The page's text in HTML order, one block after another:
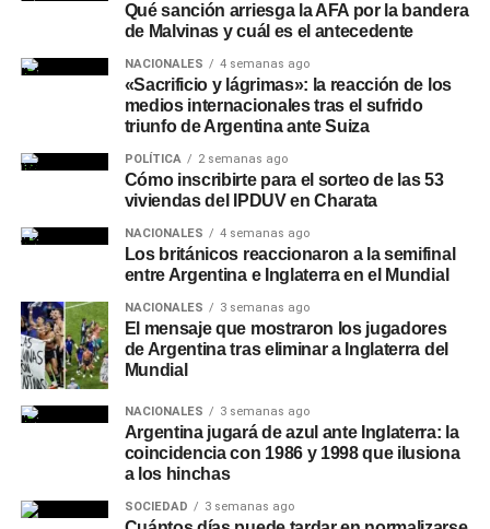
Qué sanción arriesga la AFA por la bandera
de Malvinas y cuál es el antecedente
NACIONALES 4 semanas ago
«Sacrificio y lágrimas»: la reacción de los
medios internacionales tras el sufrido
triunfo de Argentina ante Suiza
POLÍTICA 2 semanas ago
Cómo inscribirte para el sorteo de las 53
viviendas del IPDUV en Charata
NACIONALES 4 semanas ago
Los británicos reaccionaron a la semifinal
entre Argentina e Inglaterra en el Mundial
NACIONALES 3 semanas ago
El mensaje que mostraron los jugadores
de Argentina tras eliminar a Inglaterra del
Mundial
NACIONALES 3 semanas ago
Argentina jugará de azul ante Inglaterra: la
coincidencia con 1986 y 1998 que ilusiona
a los hinchas
SOCIEDAD 3 semanas ago